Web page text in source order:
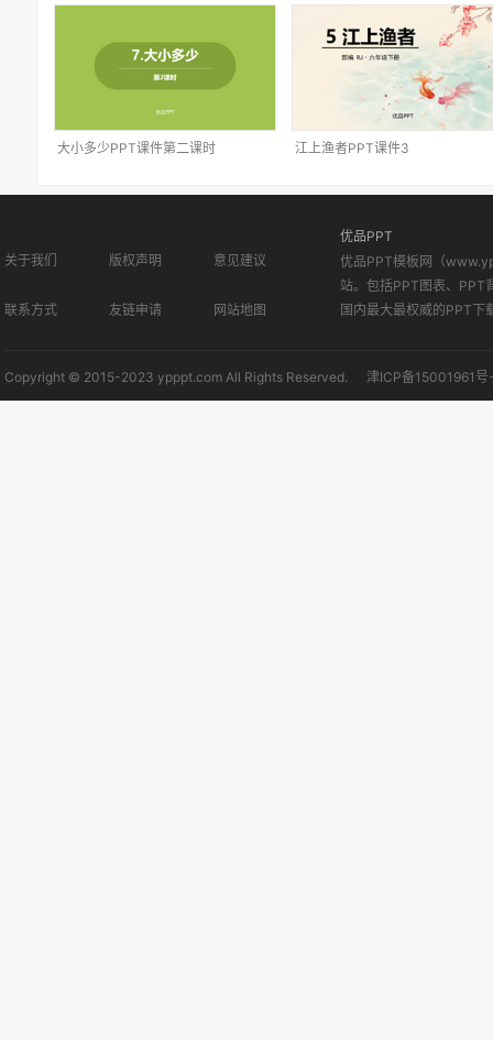
大小多少PPT课件第二课时 江上渔者PPT课件3
关于我们 版权声明 意见建议
联系方式 友链申请 网站地图
优品PPT
优品PPT模板网（
站。包括PPT图表、PPT
国内最大最权威的PPT下
Copyright © 2015-2023 ypppt.com All Rights Reserved. 津ICP备15001961号